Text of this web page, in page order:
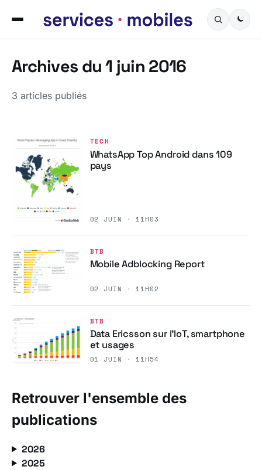
Archives du 1 juin 2016
3 articles publiés
TECH
WhatsApp Top Android dans 109
pays
02 JUIN · 11H03
BTB
Mobile Adblocking Report
02 JUIN · 11H02
BTB
Data Ericsson sur l’IoT, smartphone
et usages
01 JUIN · 11H54
Retrouver l'ensemble des
publications
2026
2025